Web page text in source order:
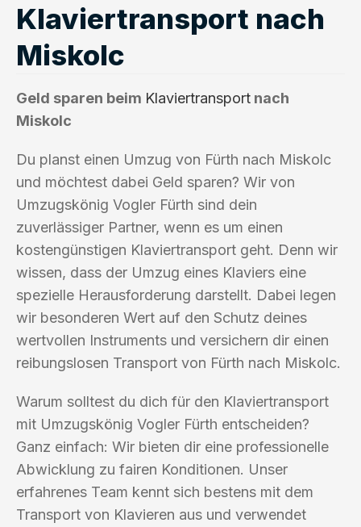
Klaviertransport nach
Miskolc
Geld sparen beim Klaviertransport nach
Miskolc
Du planst einen Umzug von Fürth nach Miskolc
und möchtest dabei Geld sparen? Wir von
Umzugskönig Vogler Fürth sind dein
zuverlässiger Partner, wenn es um einen
kostengünstigen Klaviertransport geht. Denn wir
wissen, dass der Umzug eines Klaviers eine
spezielle Herausforderung darstellt. Dabei legen
wir besonderen Wert auf den Schutz deines
wertvollen Instruments und versichern dir einen
reibungslosen Transport von Fürth nach Miskolc.
Warum solltest du dich für den Klaviertransport
mit Umzugskönig Vogler Fürth entscheiden?
Ganz einfach: Wir bieten dir eine professionelle
Abwicklung zu fairen Konditionen. Unser
erfahrenes Team kennt sich bestens mit dem
Transport von Klavieren aus und verwendet